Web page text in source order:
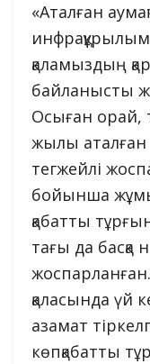
«Аталған
қаламыздың
байланысты
Осыған орай,
жылы аталған
тегжейлі
бойынша
қабатты
тағы да басқа
қаласында үй
азамат
көпқабатты